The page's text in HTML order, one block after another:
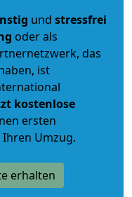
und stressfrei
oder als
das
ist
kostenlose
ersten
Umzug.
erhalten